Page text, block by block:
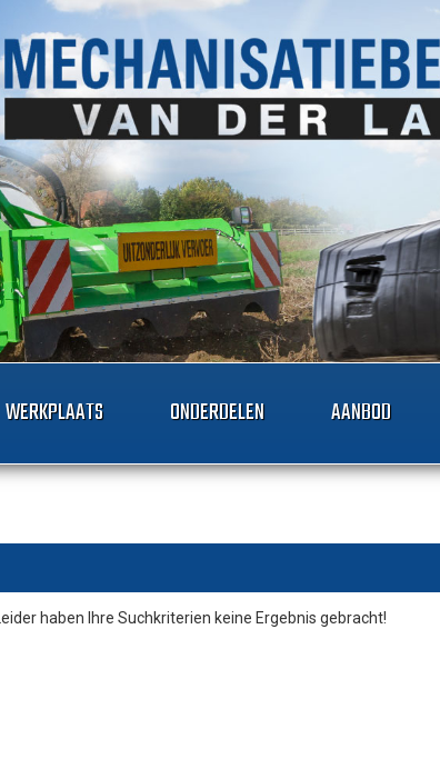
WERKPLAATS ONDERDELEN AANBOD
Leider haben Ihre Suchkriterien keine Ergebnis gebracht!